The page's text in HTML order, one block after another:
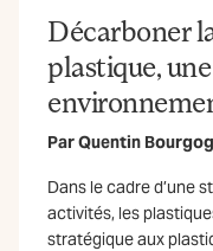
Décarboner
plastique,
ParQuentin
Dans le cadre d’une
activités, les
stratégique aux